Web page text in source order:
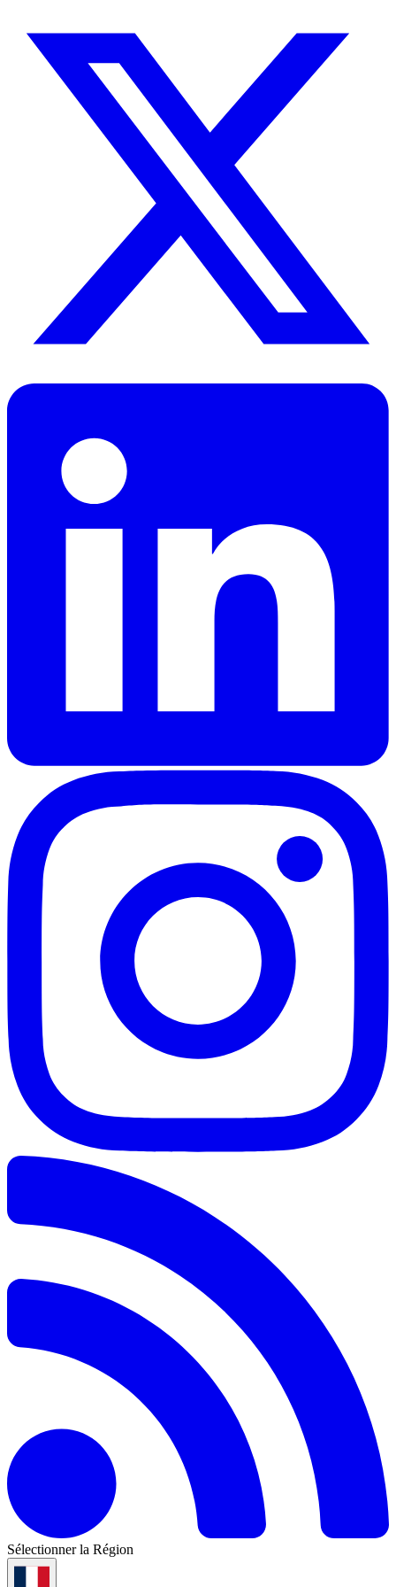
Sélectionner la Région